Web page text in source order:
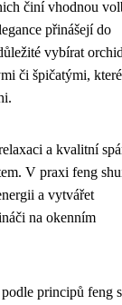
činí vhodnou
přinášejí do
vybírat
či špičatými,
a kvalitní
V praxi feng
a vytvářet
na okenním
principů feng